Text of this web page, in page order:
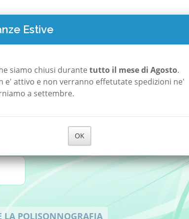
POLISONNOGRAFIA
Apnee del
LA POLISONNOGRAFIA
Estive
siamo chiusi durante tutto il mese di Agosto.
e' attivo e non verranno effetutate spedizioni ne'
a settembre.
OK